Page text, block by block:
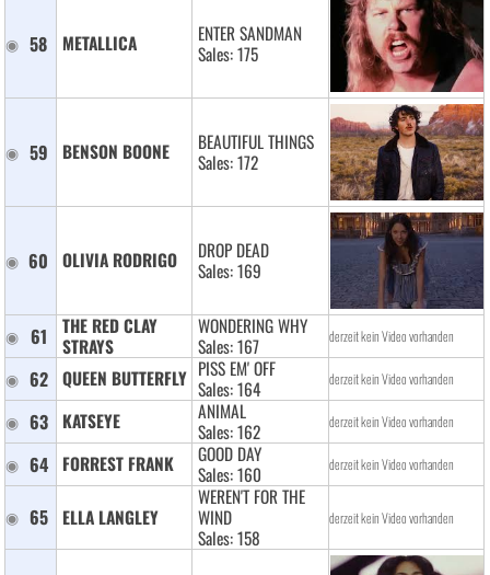
58 METALLICA
ENTER SANDMAN
Sales: 175
59 BENSON BOONE
BEAUTIFUL THINGS
Sales: 172
60 OLIVIA RODRIGO
DROP DEAD
Sales: 169
61
THE RED CLAY
STRAYS
WONDERING WHY
Sales: 167
derzeit kein Video vorhanden
62 QUEEN BUTTERFLY PISS EM' OFF
Sales: 164
derzeit kein Video vorhanden
63 KATSEYE
ANIMAL
Sales: 162
derzeit kein Video vorhanden
64 FORREST FRANK
GOOD DAY
Sales: 160
derzeit kein Video vorhanden
65 ELLA LANGLEY
WEREN'T FOR THE
WIND
Sales: 158
derzeit kein Video vorhanden